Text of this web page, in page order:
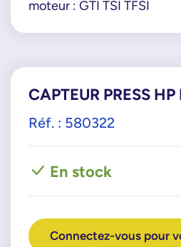
moteur : GTI TSI TFSI
CAPTEUR PRESS HP
Réf. : 580322
En stock
Connectez-vous pour